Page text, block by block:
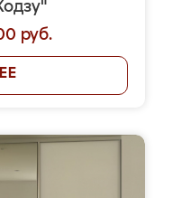
руб.